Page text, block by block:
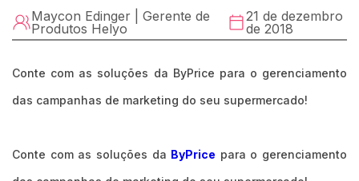
Maycon Edinger | Gerente de
Produtos Helyo
21 de dezembro
de 2018
Conte com as soluções da ByPrice para o gerenciamento
das campanhas de marketing do seu supermercado!
Conte com as soluções da ByPrice para o gerenciamento